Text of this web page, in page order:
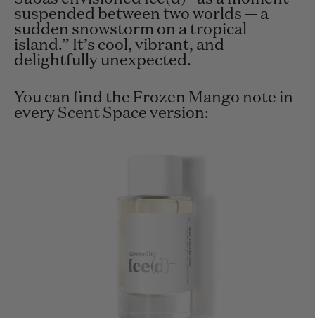
suspended between two worlds — a
sudden snowstorm on a tropical
island.” It’s cool, vibrant, and
delightfully unexpected.
You can find the Frozen Mango note in
every Scent Space version: